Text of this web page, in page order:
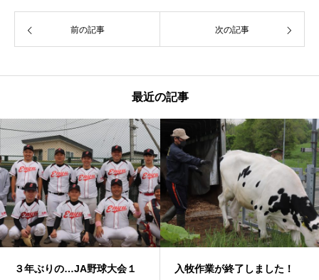
前の記事 次の記事
最近の記事
３年ぶりの…JA野球大会１
入牧作業が終了しました！